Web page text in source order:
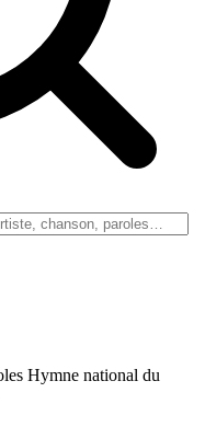
Hymne national du